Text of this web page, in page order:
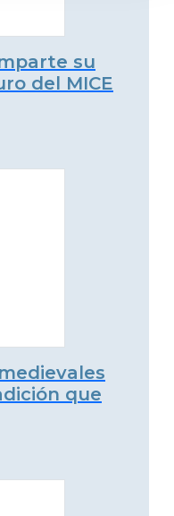
su
del MICE
que